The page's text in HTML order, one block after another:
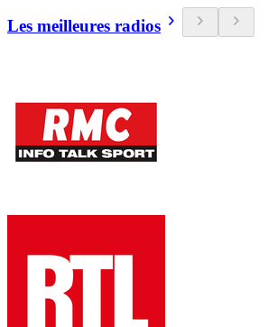
Les meilleures radios